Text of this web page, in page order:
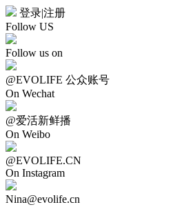
登录|注册
Follow US
Follow us on
@EVOLIFE 公众账号
On Wechat
@爱活新鲜播
On Weibo
@EVOLIFE.CN
On Instagram
Nina@evolife.cn